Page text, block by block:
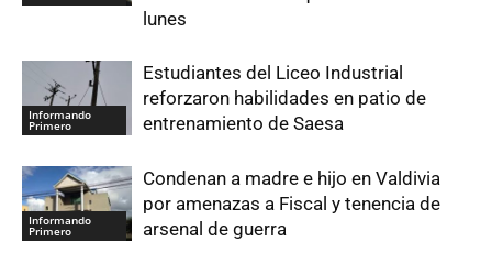
lunes
Informando
Primero
Estudiantes del Liceo Industrial
reforzaron habilidades en patio de
entrenamiento de Saesa
Informando
Primero
Condenan a madre e hijo en Valdivia
por amenazas a Fiscal y tenencia de
arsenal de guerra